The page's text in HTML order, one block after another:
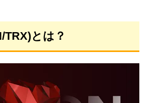
TRX)とは？